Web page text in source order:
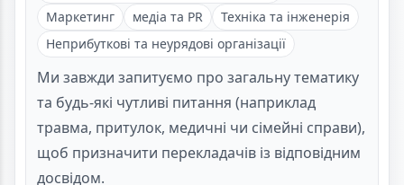
Маркетинг
медіа та PR
Техніка та інженерія
Неприбуткові та неурядові організації
Ми завжди запитуємо про загальну тематику
та будь-які чутливі питання (наприклад
травма, притулок, медичні чи сімейні справи),
щоб призначити перекладачів із відповідним
досвідом.